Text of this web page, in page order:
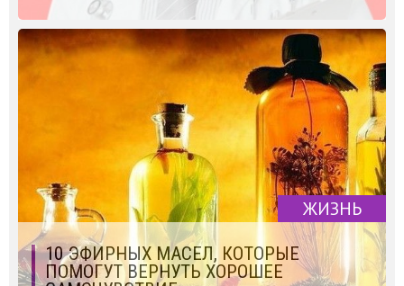
ЖИЗНЬ
10 ЭФИРНЫХ МАСЕЛ, КОТОРЫЕ
ПОМОГУТ ВЕРНУТЬ ХОРОШЕЕ